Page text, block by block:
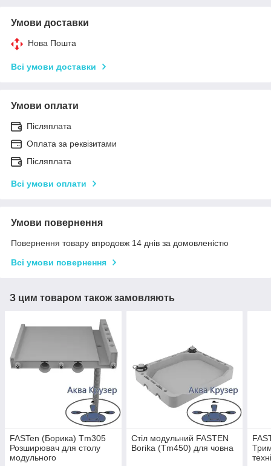
Умови доставки
Нова Пошта
Всі умови доставки
Умови оплати
Післяплата
Оплата за реквізитами
Післяплата
Всі умови оплати
Умови повернення
Повернення товару впродовж 14 днів за домовленістю
Всі умови повернення
З цим товаром також замовляють
FASTen (Борика) Tm305
Розширювач для столу
модульного
Стіл модульний FASTEN
Borika (Tm450) для човна